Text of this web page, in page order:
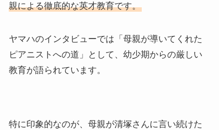
親による徹底的な英才教育です。
ヤマハのインタビューでは「母親が導いてくれた
ピアニストへの道」として、幼少期からの厳しい
教育が語られています。
特に印象的なのが、母親が清塚さんに言い続けた